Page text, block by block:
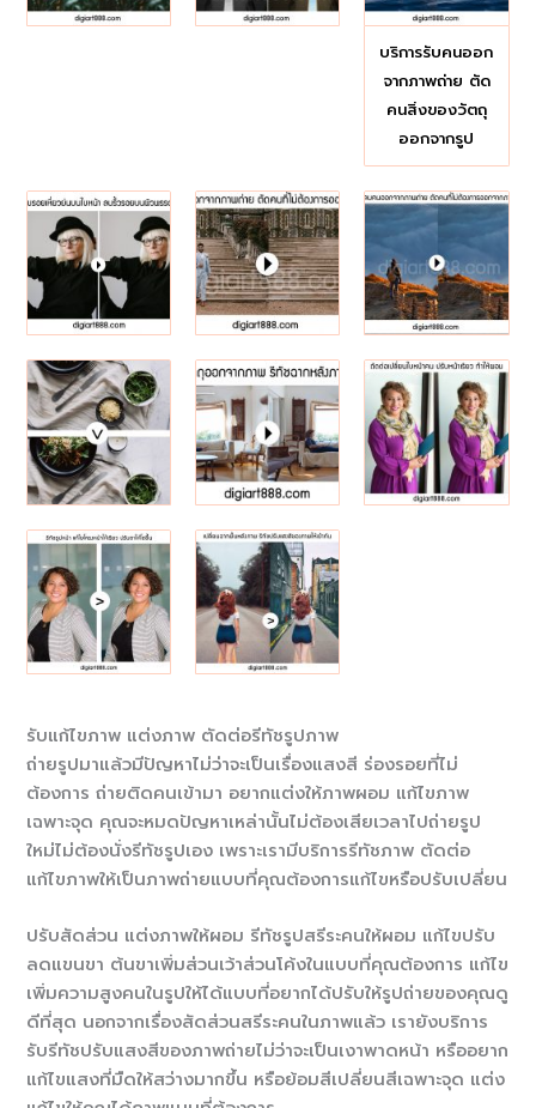
บริการรับคนออก
จากภาพถ่าย ตัด
คนสิ่งของวัตถุ
ออกจากรูป
รับแก้ไขภาพ แต่งภาพ ตัดต่อรีทัชรูปภาพ
ถ่ายรูปมาแล้วมีปัญหาไม่ว่าจะเป็นเรื่องแสงสี ร่องรอยที่ไม่
ต้องการ ถ่ายติดคนเข้ามา อยากแต่งให้ภาพผอม แก้ไขภาพ
เฉพาะจุด คุณจะหมดปัญหาเหล่านั้นไม่ต้องเสียเวลาไปถ่ายรูป
ใหม่ไม่ต้องนั่งรีทัชรูปเอง เพราะเรามีบริการรีทัชภาพ ตัดต่อ
แก้ไขภาพให้เป็นภาพถ่ายแบบที่คุณต้องการแก้ไขหรือปรับเปลี่ยน
ปรับสัดส่วน แต่งภาพให้ผอม รีทัชรูปสรีระคนให้ผอม แก้ไขปรับ
ลดแขนขา ต้นขาเพิ่มส่วนเว้าส่วนโค้งในแบบที่คุณต้องการ แก้ไข
เพิ่มความสูงคนในรูปให้ได้แบบที่อยากได้ปรับให้รูปถ่ายของคุณดู
ดีที่สุด นอกจากเรื่องสัดส่วนสรีระคนในภาพแล้ว เรายังบริการ
รับรีทัชปรับแสงสีของภาพถ่ายไม่ว่าจะเป็นเงาพาดหน้า หรืออยาก
แก้ไขแสงที่มืดให้สว่างมากขึ้น หรือย้อมสีเปลี่ยนสีเฉพาะจุด แต่ง